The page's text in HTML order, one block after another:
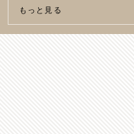
もっと見る